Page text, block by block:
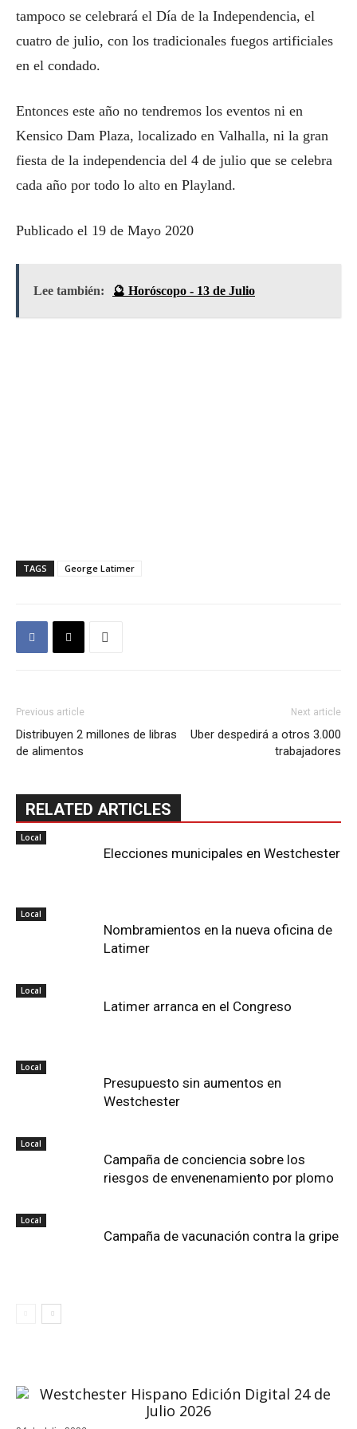
tampoco se celebrará el Día de la Independencia, el
cuatro de julio, con los tradicionales fuegos artificiales
en el condado.
Entonces este año no tendremos los eventos ni en
Kensico Dam Plaza, localizado en Valhalla, ni la gran
fiesta de la independencia del 4 de julio que se celebra
cada año por todo lo alto en Playland.
Publicado el 19 de Mayo 2020
Lee también: 🔮 Horóscopo - 13 de Julio
TAGS George Latimer
Previous article
Distribuyen 2 millones de libras
de alimentos
Next article
Uber despedirá a otros 3.000
trabajadores
RELATED ARTICLES
Local
Elecciones municipales en Westchester
Local
Nombramientos en la nueva oficina de
Latimer
Local
Latimer arranca en el Congreso
Local
Presupuesto sin aumentos en
Westchester
Local
Campaña de conciencia sobre los
riesgos de envenenamiento por plomo
Local
Campaña de vacunación contra la gripe